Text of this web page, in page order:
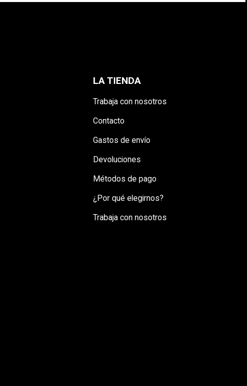
LA TIENDA
Trabaja con nosotros
Contacto
Gastos de envío
Devoluciones
Métodos de pago
¿Por qué elegirnos?
Trabaja con nosotros